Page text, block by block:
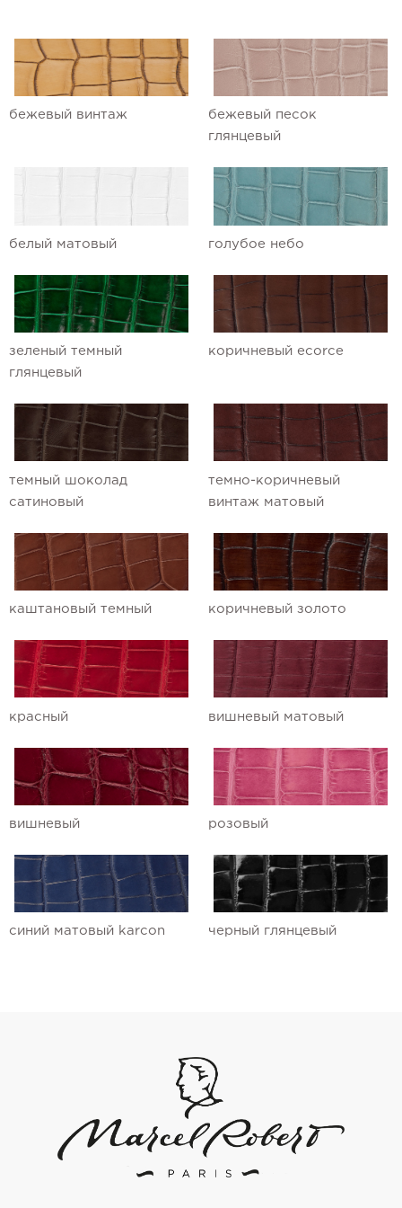
бежевый винтаж
бежевый песок
глянцевый
белый матовый голубое небо
зеленый темный
глянцевый
коричневый ecorce
темный шоколад
сатиновый
темно-коричневый
винтаж матовый
каштановый темный коричневый золото
красный вишневый матовый
вишневый розовый
синий матовый karcon черный глянцевый
Ремешки для часов Vacheron
Constantin
Ремешки для часов Zenith